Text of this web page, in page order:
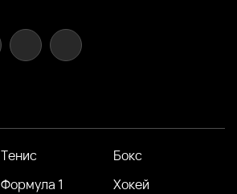
Тенис
Бокс
Формула 1
Хокей